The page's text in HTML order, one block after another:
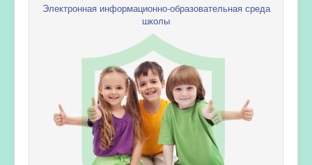
Электронная информационно-образовательная среда
школы